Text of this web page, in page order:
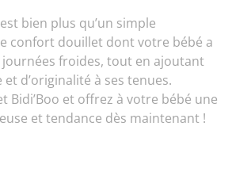
bien plus qu’un simple
confort douillet dont votre bébé a
froides, tout en ajoutant
d’originalité à ses tenues.
Bidi’Boo et offrez à votre bébé une
et tendance dès maintenant !